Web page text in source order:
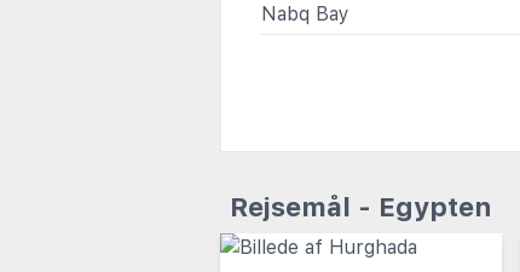
Nabq Bay
Rejsemål - Egypten